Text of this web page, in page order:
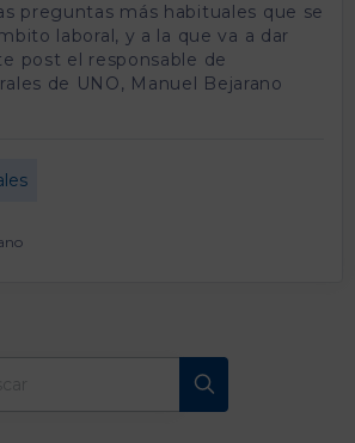
preguntas más habituales que se
laboral, y a la que va a dar
post el responsable de
de UNO, Manuel Bejarano